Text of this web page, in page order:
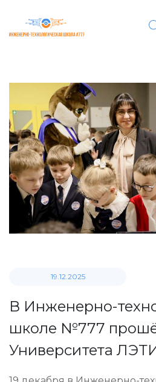
19.12.2025
В Инженерно-
школе №777
Университета